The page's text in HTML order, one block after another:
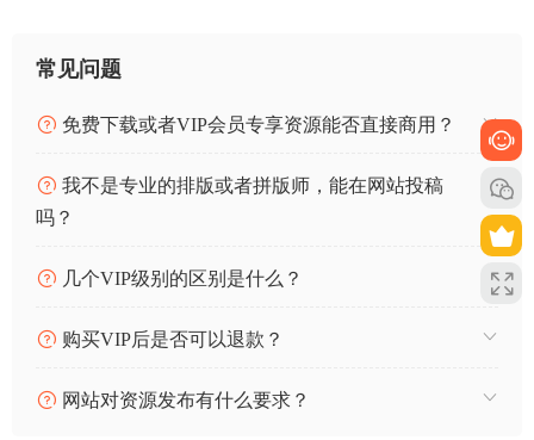
常见问题
免费下载或者VIP会员专享资源能否直接商用？
我不是专业的排版或者拼版师，能在网站投稿
吗？
几个VIP级别的区别是什么？
购买VIP后是否可以退款？
网站对资源发布有什么要求？